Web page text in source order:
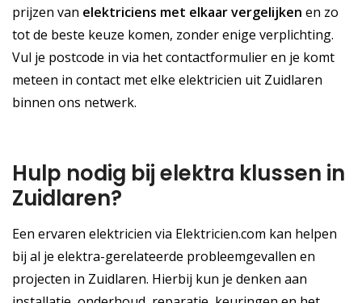
prijzen van elektriciens met elkaar vergelijken en zo
tot de beste keuze komen, zonder enige verplichting.
Vul je postcode in via het contactformulier en je komt
meteen in contact met elke elektricien uit Zuidlaren
binnen ons netwerk.
Hulp nodig bij elektra klussen in
Zuidlaren?
Een ervaren elektricien via Elektricien.com kan helpen
bij al je elektra-gerelateerde probleemgevallen en
projecten in Zuidlaren. Hierbij kun je denken aan